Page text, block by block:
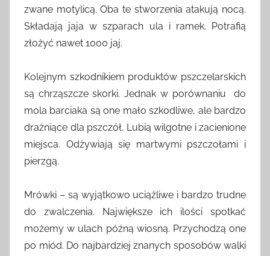
zwane motylicą. Oba te stworzenia atakują nocą.
Składają jaja w szparach ula i ramek. Potrafią
złożyć nawet 1000 jaj.
Kolejnym szkodnikiem produktów pszczelarskich
są chrząszcze skorki. Jednak w porównaniu do
mola barciaka są one mało szkodliwe, ale bardzo
drażniące dla pszczół. Lubią wilgotne i zacienione
miejsca. Odżywiają się martwymi pszczołami i
pierzgą.
Mrówki – są wyjątkowo uciążliwe i bardzo trudne
do zwalczenia. Największe ich ilości spotkać
możemy w ulach późną wiosną. Przychodzą one
po miód. Do najbardziej znanych sposobów walki